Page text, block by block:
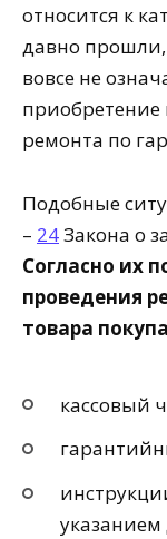
относится к
давно
вовсе не
приобретение
ремонта по
Подобные
– 24Закона о
Согласно их
проведения
товара
кассовый